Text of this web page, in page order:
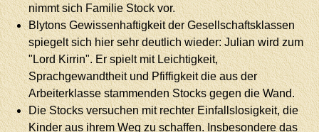
nimmt sich Familie Stock vor.
Blytons Gewissenhaftigkeit der Gesellschaftsklassen
spiegelt sich hier sehr deutlich wieder: Julian wird zum
"Lord Kirrin". Er spielt mit Leichtigkeit,
Sprachgewandtheit und Pfiffigkeit die aus der
Arbeiterklasse stammenden Stocks gegen die Wand.
Die Stocks versuchen mit rechter Einfallslosigkeit, die
Kinder aus ihrem Weg zu schaffen. Insbesondere das